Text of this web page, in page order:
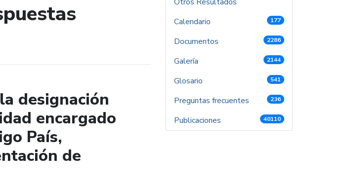
designación
encargado
País,
de
Calendario
177
Documentos 2286
Galería 2144
Glosario 541
Preguntas frecuentes 236
Publicaciones 40110